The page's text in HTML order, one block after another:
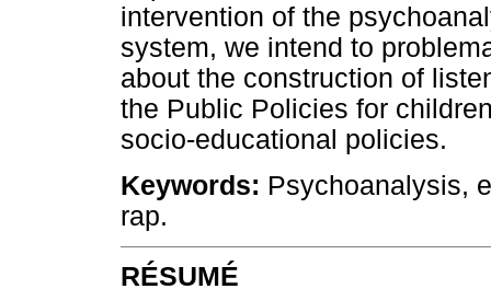
intervention of the
system, we intend to
about the construction of
the Public Policies for
socio-educational policies.
Keywords: Psychoanalysis,
rap.
RÉSUMÉ